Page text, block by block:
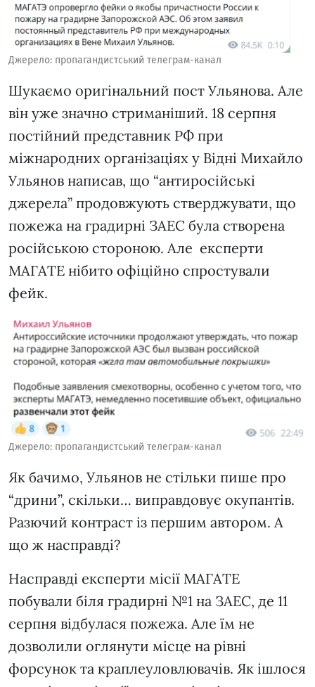
Джерело: пропагандистський телеграм-канал
Шукаємо оригінальний пост Ульянова. Але
він уже значно стриманіший. 18 серпня
постійний представник РФ при
міжнародних організаціях у Відні Михайло
Ульянов написав, що “антиросійські
джерела” продовжують стверджувати, що
пожежа на градирні ЗАЕС була створена
російською стороною. Але експерти
МАГАТЕ нібито офіційно спростували
фейк.
Джерело: пропагандистський телеграм-канал
Як бачимо, Ульянов не стільки пише про
“дрини”, скільки… виправдовує окупантів.
Разючий контраст із першим автором. А
що ж насправді?
Насправді експерти місії МАГАТЕ
побували біля градирні №1 на ЗАЕС, де 11
серпня відбулася пожежа. Але їм не
дозволили оглянути місце на рівні
форсунок та краплеуловлювачів. Як ішлося